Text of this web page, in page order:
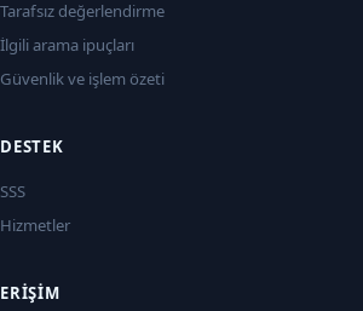
Tarafsız değerlendirme
İlgili arama ipuçları
Güvenlik ve işlem özeti
DESTEK
SSS
Hizmetler
ERIŞIM